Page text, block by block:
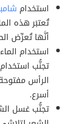
استخدام
تُعتبَر هذه
أنَّها تُعرِّض
استخدام
تجنُّب
الرأس
أسرع.
تجنُّب غسل